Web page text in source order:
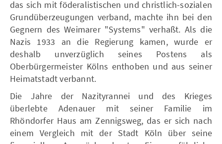
das sich mit föderalistischen und christlich-sozialen
Grundüberzeugungen verband, machte ihn bei den
Gegnern des Weimarer "Systems" verhaßt. Als die
Nazis 1933 an die Regierung kamen, wurde er
deshalb unverzüglich seines Postens als
Oberbürgermeister Kölns enthoben und aus seiner
Heimatstadt verbannt.
Die Jahre der Nazityrannei und des Krieges
überlebte Adenauer mit seiner Familie im
Rhöndorfer Haus am Zennigsweg, das er sich nach
einem Vergleich mit der Stadt Köln über seine